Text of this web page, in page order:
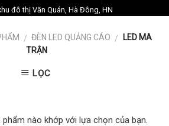
đô thị Văn Quán, Hà Đông, HN
/ ĐÈN LED QUẢNG CÁO /
LED MA
TRẬN
LỌC
nào khớp với lựa chọn của bạn.